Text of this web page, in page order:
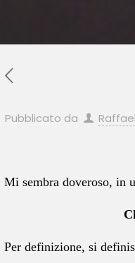
Pubblicato da
Mi sembra doveroso, in
Che cosa si
Per definizione, si